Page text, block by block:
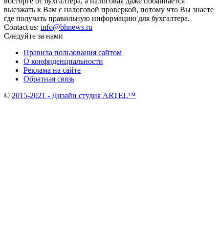
выезжать к Вам с налоговой проверкой, потому что Вы знаете
где получать правильную информацию для бухгалтера.
Contact us: info@bhnews.ru
Следуйте за нами
Правила пользования сайтом
О конфиденциальности
Реклама на сайте
Обратная связь
© 2015-2021 - Дизайн студия ARTEL™